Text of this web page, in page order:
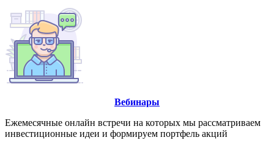
Вебинары
Ежемесячные онлайн встречи на которых мы рассматриваем
инвестиционные идеи и формируем портфель акций